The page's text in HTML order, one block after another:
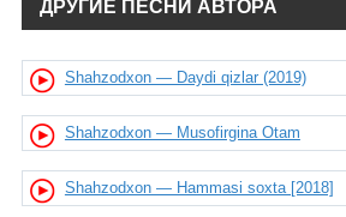
ДРУГИЕ ПЕСНИ АВТОРА
Shahzodxon — Daydi qizlar (2019)
Shahzodxon — Musofirgina Otam
Shahzodxon — Hammasi soxta [2018]